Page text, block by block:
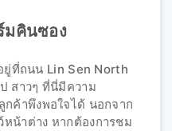
มคินซอง
ยู่ที่ถนน Lin Sen North
สาวๆ ที่นี่มีความ
ค้าพึงพอใจได้ นอกจาก
หน้าต่าง หากต้องการชม